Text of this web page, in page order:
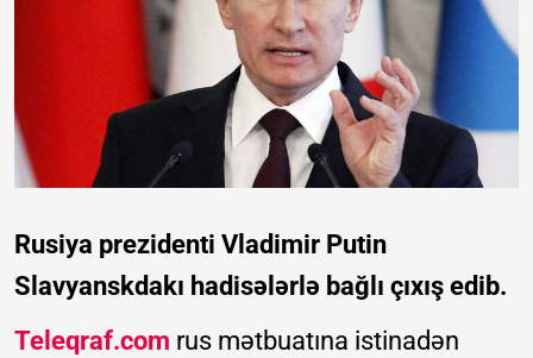
Rusiya prezidenti Vladimir Putin
Slavyanskdakı hadisələrlə bağlı çıxış edib.
Teleqraf.com rus mətbuatına istinadən